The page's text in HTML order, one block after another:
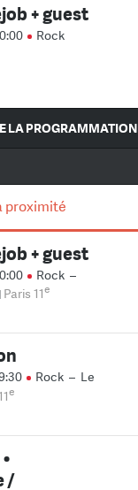
+ guest
Rock
LA PROGRAMMATION
proximité
+ guest
Rock –
Paris 11e
Rock – Le
e
/